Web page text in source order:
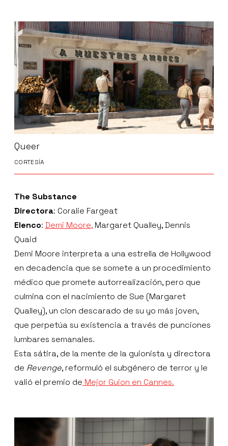
Queer
CORTESÍA
The Substance
Directora: Coralie Fargeat
Elenco: Demi Moore, Margaret Qualley, Dennis
Quaid
Demi Moore interpreta a una estrella de Hollywood
en decadencia que se somete a un procedimiento
médico que promete autorrealización, pero que
culmina con el nacimiento de Sue (Margaret
Qualley), un clon descarado de su yo más joven,
que perpetúa su existencia a través de punciones
lumbares semanales.
Esta sátira, de la mente de la guionista y directora
de Revenge, reformuló el subgénero de terror y le
valió el premio de Mejor Guion en Cannes.